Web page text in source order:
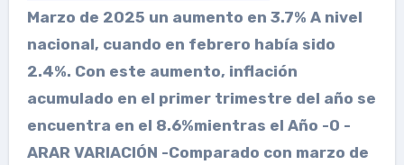
Marzo de 2025 un aumento en 3.7% A nivel
nacional, cuando en febrero había sido
2.4%. Con este aumento, inflación
acumulado en el primer trimestre del año se
encuentra en el 8.6%mientras el Año -O -
ARAR VARIACIÓN -Comparado con marzo de